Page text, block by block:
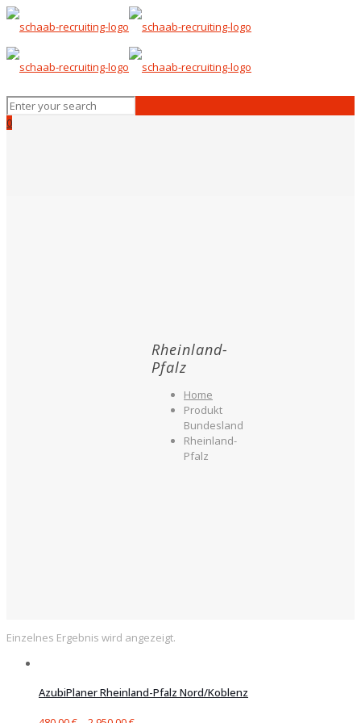
0
Rheinland-
Pfalz
Home
Produkt
Bundesland
Rheinland-
Pfalz
Einzelnes Ergebnis wird angezeigt.
AzubiPlaner Rheinland-Pfalz Nord/Koblenz